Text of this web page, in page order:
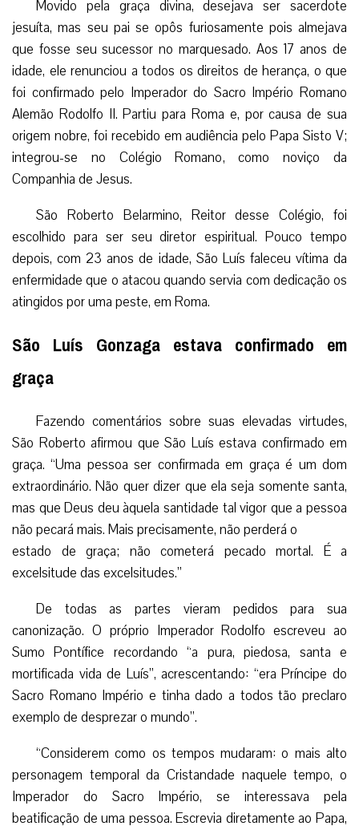
Movido pela graça divina, desejava ser sacerdote
jesuíta, mas seu pai se opôs furiosamente pois almejava
que fosse seu sucessor no marquesado. Aos 17 anos de
idade, ele renunciou a todos os direitos de herança, o que
foi confirmado pelo Imperador do Sacro Império Romano
Alemão Rodolfo II. Partiu para Roma e, por causa de sua
origem nobre, foi recebido em audiência pelo Papa Sisto V;
integrou-se no Colégio Romano, como noviço da
Companhia de Jesus.
São Roberto Belarmino, Reitor desse Colégio, foi
escolhido para ser seu diretor espiritual. Pouco tempo
depois, com 23 anos de idade, São Luís faleceu vítima da
enfermidade que o atacou quando servia com dedicação os
atingidos por uma peste, em Roma.
São Luís Gonzaga estava confirmado em
graça
Fazendo comentários sobre suas elevadas virtudes,
São Roberto afirmou que São Luís estava confirmado em
graça. “Uma pessoa ser confirmada em graça é um dom
extraordinário. Não quer dizer que ela seja somente santa,
mas que Deus deu àquela santidade tal vigor que a pessoa
não pecará mais. Mais precisamente, não perderá o
estado de graça; não cometerá pecado mortal. É a
excelsitude das excelsitudes.”
De todas as partes vieram pedidos para sua
canonização. O próprio Imperador Rodolfo escreveu ao
Sumo Pontífice recordando “a pura, piedosa, santa e
mortificada vida de Luís”, acrescentando: “era Príncipe do
Sacro Romano Império e tinha dado a todos tão preclaro
exemplo de desprezar o mundo”.
“Considerem como os tempos mudaram: o mais alto
personagem temporal da Cristandade naquele tempo, o
Imperador do Sacro Império, se interessava pela
beatificação de uma pessoa. Escrevia diretamente ao Papa,